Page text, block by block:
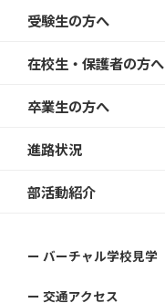
受験生の方へ
在校生・保護者の方へ
卒業生の方へ
進路状況
部活動紹介
ー バーチャル学校見学
ー 交通アクセス